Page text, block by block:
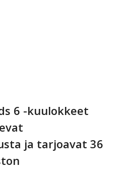
6 -kuulokkeet
ja tarjoavat 36